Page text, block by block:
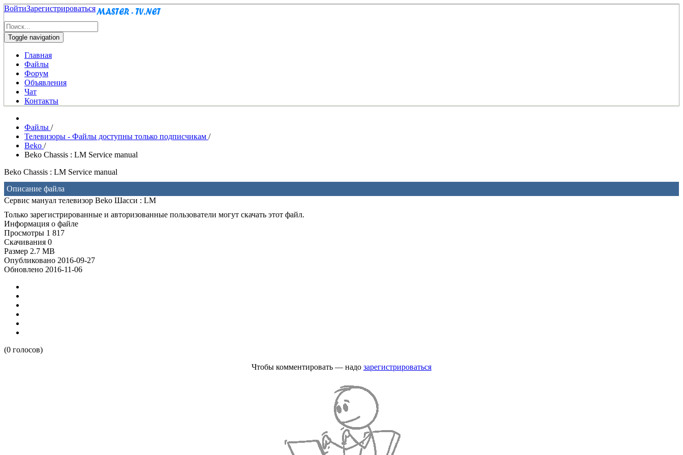
ВойтиЗарегистрироваться
Toggle navigation
Главная
Файлы
Форум
Объявления
Чат
Контакты
Файлы /
Телевизоры - Файлы доступны только подписчикам /
Beko /
Beko Chassis : LM Service manual
Beko Chassis : LM Service manual
Описание файла
Сервис мануал телевизор Beko Шасси : LM
Только зарегистрированные и авторизованные пользователи могут скачать этот файл.
Информация о файле
Просмотры 1 817
Скачивания 0
Размер 2.7 MB
Опубликовано 2016-09-27
Обновлено 2016-11-06
(0 голосов)
Чтобы комментировать — надо зарегистрироваться